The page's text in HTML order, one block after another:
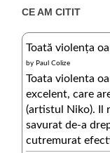
CE AM CITIT
Toată violența
by Paul Colize
Toata violenta
excelent, care
(artistul Niko). Il
savurat de-a
cutremurat